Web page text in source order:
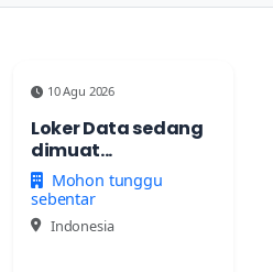
10 Agu 2026
Loker Data sedang
dimuat...
Mohon tunggu
sebentar
Indonesia